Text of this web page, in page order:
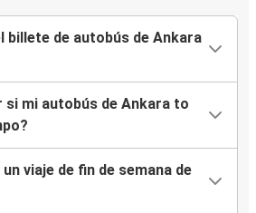
billete de autobús de Ankara
si mi autobús de Ankara to
viaje de fin de semana de